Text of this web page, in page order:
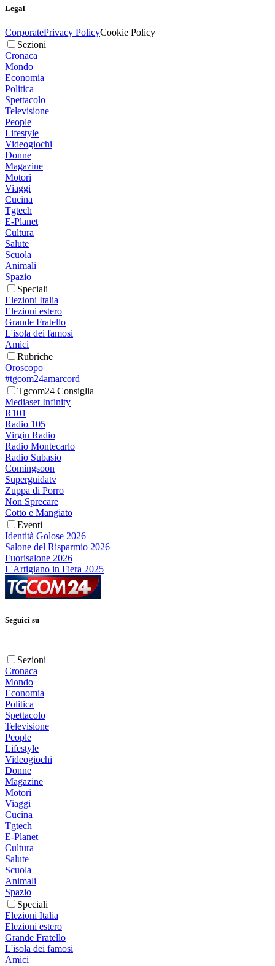
Legal
CorporatePrivacy PolicyCookie Policy
Sezioni
Cronaca
Mondo
Economia
Politica
Spettacolo
Televisione
People
Lifestyle
Videogiochi
Donne
Magazine
Motori
Viaggi
Cucina
Tgtech
E-Planet
Cultura
Salute
Scuola
Animali
Spazio
Speciali
Elezioni Italia
Elezioni estero
Grande Fratello
L'isola dei famosi
Amici
Rubriche
Oroscopo
#tgcom24amarcord
Tgcom24 Consiglia
Mediaset Infinity
R101
Radio 105
Virgin Radio
Radio Montecarlo
Radio Subasio
Comingsoon
Superguidatv
Zuppa di Porro
Non Sprecare
Cotto e Mangiato
Eventi
Identità Golose 2026
Salone del Risparmio 2026
Fuorisalone 2026
L'Artigiano in Fiera 2025
Seguici su
Sezioni
Cronaca
Mondo
Economia
Politica
Spettacolo
Televisione
People
Lifestyle
Videogiochi
Donne
Magazine
Motori
Viaggi
Cucina
Tgtech
E-Planet
Cultura
Salute
Scuola
Animali
Spazio
Speciali
Elezioni Italia
Elezioni estero
Grande Fratello
L'isola dei famosi
Amici